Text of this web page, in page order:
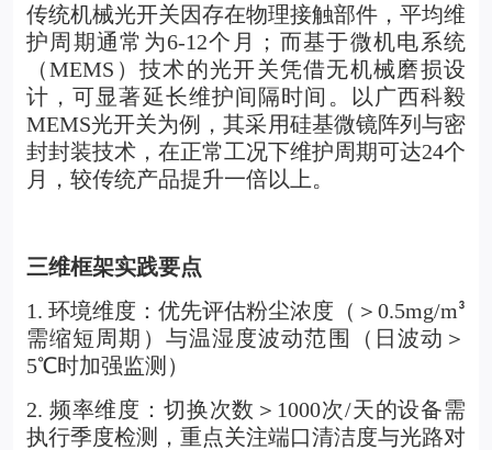
传统机械光开关因存在物理接触部件，平均维
护周期通常为6-12个月；而基于微机电系统
（MEMS）技术的光开关凭借无机械磨损设
计，可显著延长维护间隔时间。以广西科毅
MEMS光开关为例，其采用硅基微镜阵列与密
封封装技术，在正常工况下维护周期可达24个
月，较传统产品提升一倍以上。
三维框架实践要点
1. 环境维度：优先评估粉尘浓度（＞0.5mg/m³
需缩短周期）与温湿度波动范围（日波动＞
5℃时加强监测）
2. 频率维度：切换次数＞1000次/天的设备需
执行季度检测，重点关注端口清洁度与光路对